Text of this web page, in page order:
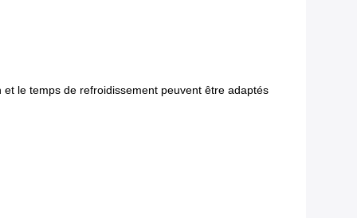
le temps de refroidissement peuvent être adaptés